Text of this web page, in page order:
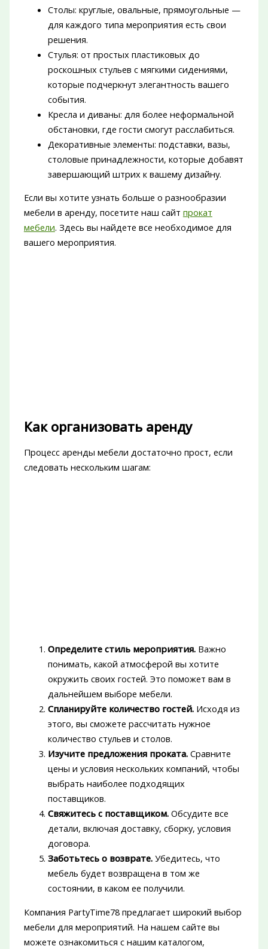
Столы: круглые, овальные, прямоугольные —
для каждого типа мероприятия есть свои
решения.
Стулья: от простых пластиковых до
роскошных стульев с мягкими сидениями,
которые подчеркнут элегантность вашего
события.
Кресла и диваны: для более неформальной
обстановки, где гости смогут расслабиться.
Декоративные элементы: подставки, вазы,
столовые принадлежности, которые добавят
завершающий штрих к вашему дизайну.
Если вы хотите узнать больше о разнообразии
мебели в аренду, посетите наш сайт прокат
мебели. Здесь вы найдете все необходимое для
вашего мероприятия.
Как организовать аренду
Процесс аренды мебели достаточно прост, если
следовать нескольким шагам:
Определите стиль мероприятия.Важно
понимать, какой атмосферой вы хотите
окружить своих гостей. Это поможет вам в
дальнейшем выборе мебели.
Спланируйте количество гостей.Исходя из
этого, вы сможете рассчитать нужное
количество стульев и столов.
Изучите предложения проката.Сравните
цены и условия нескольких компаний, чтобы
выбрать наиболее подходящих
поставщиков.
Свяжитесь с поставщиком.Обсудите все
детали, включая доставку, сборку, условия
договора.
Заботьтесь о возврате.Убедитесь, что
мебель будет возвращена в том же
состоянии, в каком ее получили.
Компания PartyTime78 предлагает широкий выбор
мебели для мероприятий. На нашем сайте вы
можете ознакомиться с нашим каталогом,